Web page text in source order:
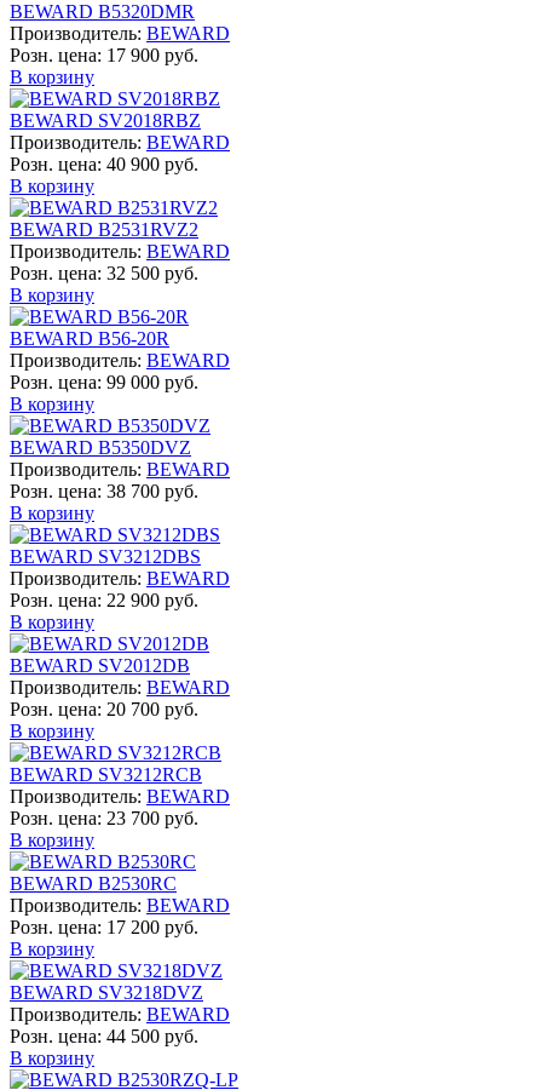
BEWARD B5320DMR
Производитель: BEWARD
Розн. цена: 17 900 руб.
В корзину
BEWARD SV2018RBZ
Производитель: BEWARD
Розн. цена: 40 900 руб.
В корзину
BEWARD B2531RVZ2
Производитель: BEWARD
Розн. цена: 32 500 руб.
В корзину
BEWARD B56-20R
Производитель: BEWARD
Розн. цена: 99 000 руб.
В корзину
BEWARD B5350DVZ
Производитель: BEWARD
Розн. цена: 38 700 руб.
В корзину
BEWARD SV3212DBS
Производитель: BEWARD
Розн. цена: 22 900 руб.
В корзину
BEWARD SV2012DB
Производитель: BEWARD
Розн. цена: 20 700 руб.
В корзину
BEWARD SV3212RCB
Производитель: BEWARD
Розн. цена: 23 700 руб.
В корзину
BEWARD B2530RC
Производитель: BEWARD
Розн. цена: 17 200 руб.
В корзину
BEWARD SV3218DVZ
Производитель: BEWARD
Розн. цена: 44 500 руб.
В корзину